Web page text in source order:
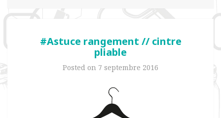
#Astuce rangement // cintre
pliable
Posted on 7 septembre 2016